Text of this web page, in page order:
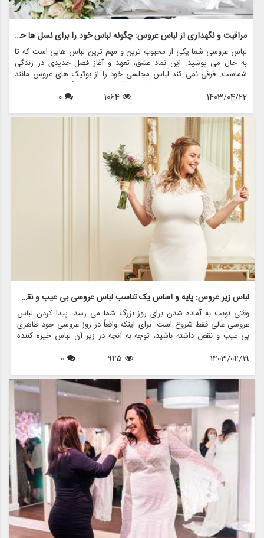
مراقبت و نگهداری از لباس عروس: چگونه لباس خود را برای نسل ها حفظ کنید
لباس عروسی شما یکی از محبوب ترین و مهم ترین لباس هایی است که تا
به حال می پوشید. این نماد عشق، تعهد و آغاز فصل جدیدی در زندگی
شماست. فرقی نمی کند لباس مجلسی خود را از بوتیک های عروس مانند
مزون چرخچی خریداری کرده باشید یا یک میراث خانوادگی باشد، مراقبت و
نگهداری مناسب برای اطمینان از طول عمر و حفظ زیبایی آن برای سال های
1403/04/22
1064
0
لباس زیر عروس: پایه و اساس یک تناسب لباس عروسی بی عیب و نقص
وقتی نوبت به آماده شدن برای روز بزرگ شما می رسد، پیدا کردن لباس
عروسی عالی فقط شروع است. برای اینکه واقعاً در روز عروسی خود ظاهری
بی عیب و نقص داشته باشید، توجه به آنچه در زیر آن لباس خیره کننده
تفاوت زیادی در نحوه تناسب لباس شما ایجاد کند و به شما اطمینان دهد که
1403/04/19
945
0